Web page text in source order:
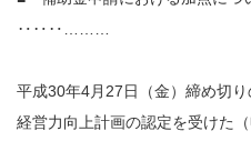
‥‥‥………
平成30年4月27日（金）締め切り
経営力向上計画の認定を受けた